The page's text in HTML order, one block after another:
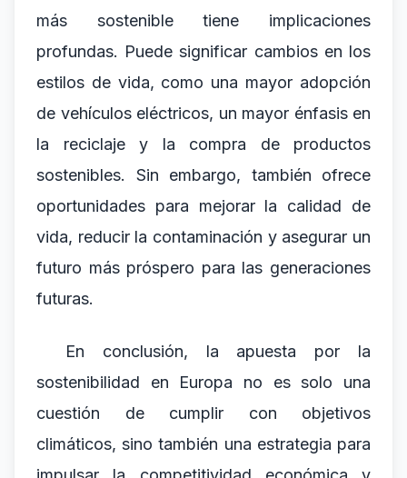
más sostenible tiene implicaciones
profundas. Puede significar cambios en los
estilos de vida, como una mayor adopción
de vehículos eléctricos, un mayor énfasis en
la reciclaje y la compra de productos
sostenibles. Sin embargo, también ofrece
oportunidades para mejorar la calidad de
vida, reducir la contaminación y asegurar un
futuro más próspero para las generaciones
futuras.
En conclusión, la apuesta por la
sostenibilidad en Europa no es solo una
cuestión de cumplir con objetivos
climáticos, sino también una estrategia para